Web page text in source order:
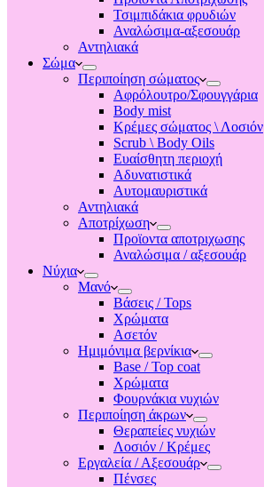
Τσιμπιδάκια φρυδιών
Αναλώσιμα-αξεσουάρ
Αντηλιακά
Σώμα
Περιποίηση σώματος
Αφρόλουτρο/Σφουγγάρια
Body mist
Κρέμες σώματος \ Λοσιόν
Scrub \ Body Oils
Ευαίσθητη περιοχή
Αδυνατιστικά
Αυτομαυριστικά
Αντηλιακά
Αποτρίχωση
Προϊοντα αποτριχωσης
Αναλώσιμα / αξεσουάρ
Νύχια
Μανό
Βάσεις / Tops
Χρώματα
Ασετόν
Ημιμόνιμα βερνίκια
Base / Top coat
Χρώματα
Φουρνάκια νυχιών
Περιποίηση άκρων
Θεραπείες νυχιών
Λοσιόν / Κρέμες
Εργαλεία / Αξεσουάρ
Πένσες